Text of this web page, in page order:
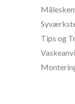
Tips og